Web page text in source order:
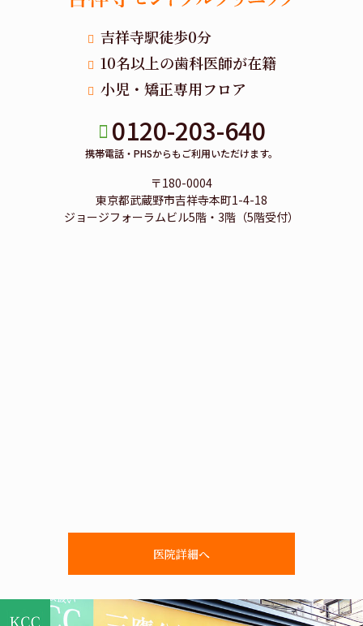
吉祥寺駅徒歩0分
10名以上の歯科医師が在籍
小児・矯正専用フロア
0120-203-640
携帯電話・PHSからもご利用いただけます。
〒180-0004
東京都武蔵野市吉祥寺本町1-4-18
ジョージフォーラムビル5階・3階（5階受付）
医院詳細へ